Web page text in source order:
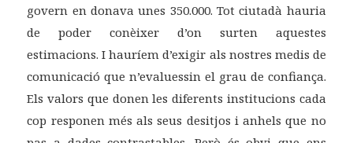
govern en donava unes 350.000. Tot ciutadà hauria
de poder conèixer d’on surten aquestes
estimacions. I hauríem d’exigir als nostres medis de
comunicació que n’evaluessin el grau de confiança.
Els valors que donen les diferents institucions cada
cop responen més als seus desitjos i anhels que no